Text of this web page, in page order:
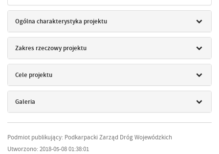
Ogólna charakterystyka projektu
Zakres rzeczowy projektu
Cele projektu
Galeria
Podmiot publikujący: Podkarpacki Zarząd Dróg Wojewódzkich
Utworzono: 2018-05-08 01:38:01